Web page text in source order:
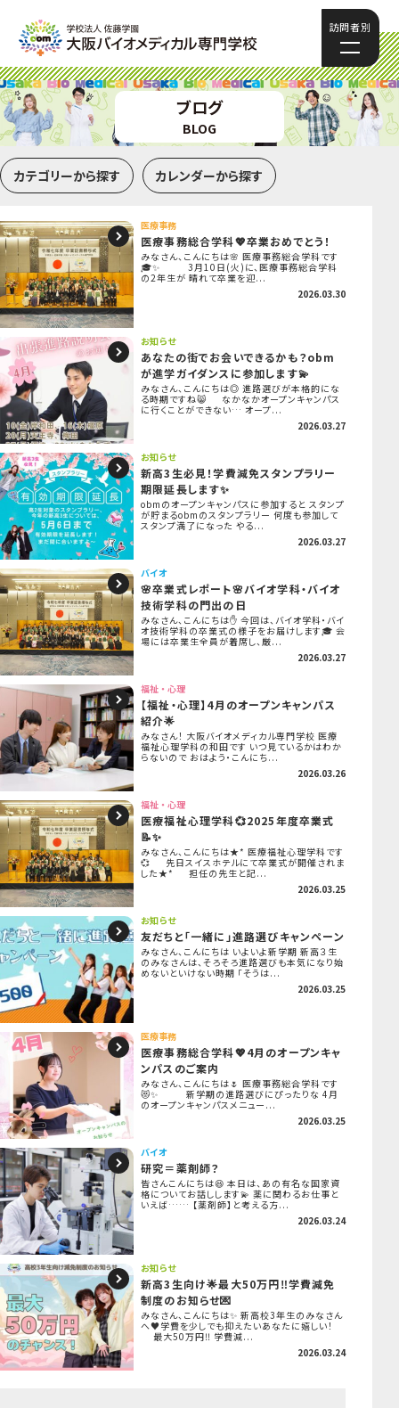
訪問者別
ブログ
BLOG
カテゴリーから探す カレンダーから探す
医療事務
医療事務総合学科💖卒業おめでとう！
みなさん、こんにちは🌸 医療事務総合学科です
🎓✨ 3月10日(火)に、医療事務総合学科
の2年生が 晴れて卒業を迎...
2026.03.30
お知らせ
あなたの街でお会いできるかも？obm
が進学ガイダンスに参加します💫
みなさん、こんにちは◎ 進路選びが本格的にな
る時期ですね😸 なかなかオープンキャンパス
に行くことができない… オープ...
2026.03.27
お知らせ
新高3生必見！学費減免スタンプラリー
期限延長します✨
obmのオープンキャンパスに参加すると スタンプ
が貯まるobmのスタンプラリー 何度も参加して
スタンプ満了になった やる...
2026.03.27
バイオ
🌸卒業式レポート🌸バイオ学科・バイオ
技術学科の門出の日
みなさん、こんにちは✋ 今回は、バイオ学科・バイ
オ技術学科の卒業式の様子をお届けします🎓 会
場には卒業生全員が着席し、厳...
2026.03.27
福祉・心理
【福祉・心理】4月のオープンキャンパス
紹介🌟
みなさん！ 大阪バイオメディカル専門学校 医療
福祉心理学科の和田です いつ見ているかはわか
らないので おはよう・こんにち...
2026.03.26
福祉・心理
医療福祉心理学科💞2025年度卒業式
📝✨
みなさん、こんにちは★* 医療福祉心理学科です
💞 先日スイスホテルにて卒業式が開催されま
した★* 担任の先生と記...
2026.03.25
お知らせ
友だちと「一緒に」進路選びキャンペーン
みなさん、こんにちは いよいよ新学期 新高３生
のみなさんは、そろそろ進路選びも本気になり始
めないといけない時期 「そうは...
2026.03.25
医療事務
医療事務総合学科💖4月のオープンキャ
ンパスのご案内
みなさん、こんにちは🌷 医療事務総合学科です
😻✨ 新学期の進路選びにぴったりな 4月
のオープンキャンパスメニュー...
2026.03.25
バイオ
研究＝薬剤師？
皆さんこんにちは😆 本日は、あの有名な国家資
格についてお話しします💫 薬に関わるお仕事と
いえば…… 【薬剤師】と考える方...
2026.03.24
お知らせ
新高3生向け🌟最大50万円‼学費減免
制度のお知らせ💌
みなさん、こんにちは✨ 新高校3年生のみなさん
へ♥学費を少しでも抑えたいあなたに嬉しい！
最大50万円‼ 学費減...
2026.03.24